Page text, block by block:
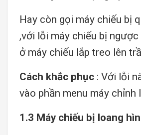
Hay còn gọi máy chiếu bị
,với lỗi máy chiếu bị ngược
ở máy chiếu lắp treo lên
Cách khắc phục : Với lỗi
vào phần menu máy chỉnh
1.3 Máy chiếu bị loang